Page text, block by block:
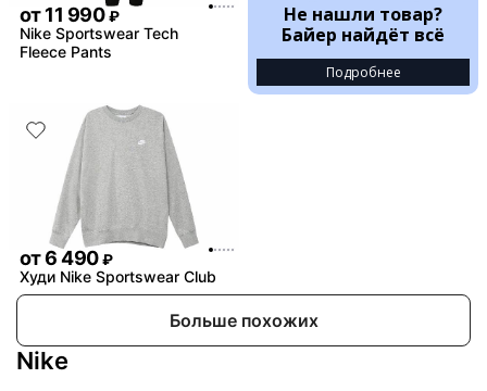
от11 990 ₽
Nike Sportswear Tech
Fleece Pants
Не нашли товар?
Байер найдёт всё
Подробнее
от6 490 ₽
Худи Nike Sportswear Club
Больше похожих
Nike